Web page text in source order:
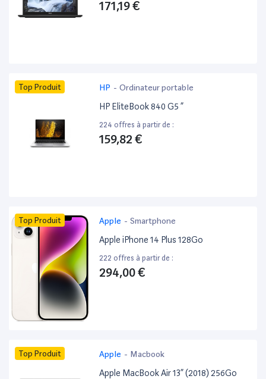
171,19 €
Top Produit HP - Ordinateur portable
HP EliteBook 840 G5 ”
224 offres à partir de :
159,82 €
Top Produit Apple - Smartphone
Apple iPhone 14 Plus 128Go
222 offres à partir de :
294,00 €
Top Produit Apple - Macbook
Apple MacBook Air 13” (2018) 256Go